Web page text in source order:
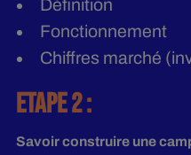
Définition
Fonctionnement
Chiffres marché
ETAPE 2 :
Savoir construire une